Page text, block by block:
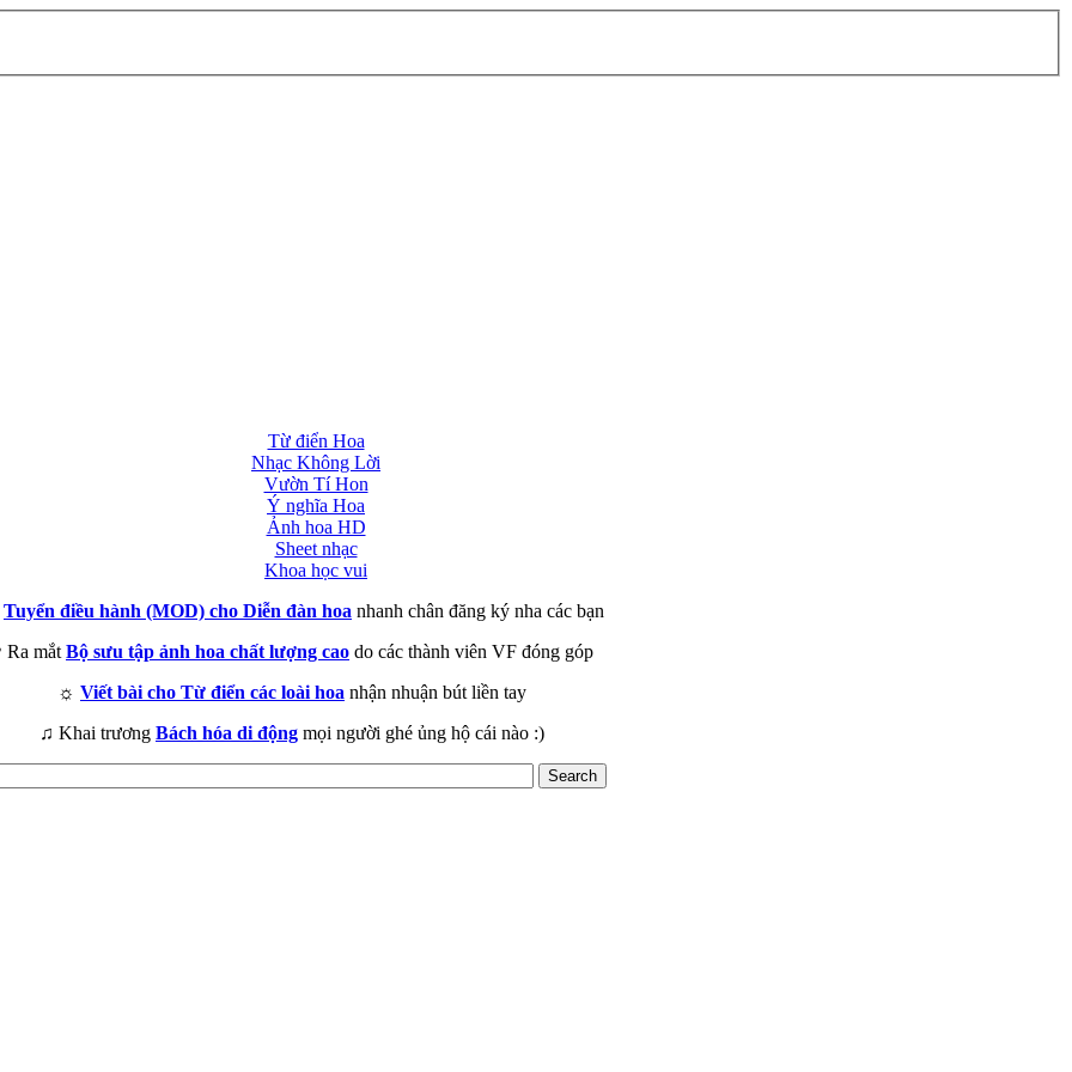
Từ điển Hoa
Nhạc Không Lời
Vườn Tí Hon
Ý nghĩa Hoa
Ảnh hoa HD
Sheet nhạc
Khoa học vui
Tuyển điều hành (MOD) cho Diễn đàn hoa nhanh chân đăng ký nha các bạn
Ra mắt Bộ sưu tập ảnh hoa chất lượng cao do các thành viên VF đóng góp
☼ Viết bài cho Từ điển các loài hoa nhận nhuận bút liền tay
♫ Khai trương Bách hóa di động mọi người ghé ủng hộ cái nào :)